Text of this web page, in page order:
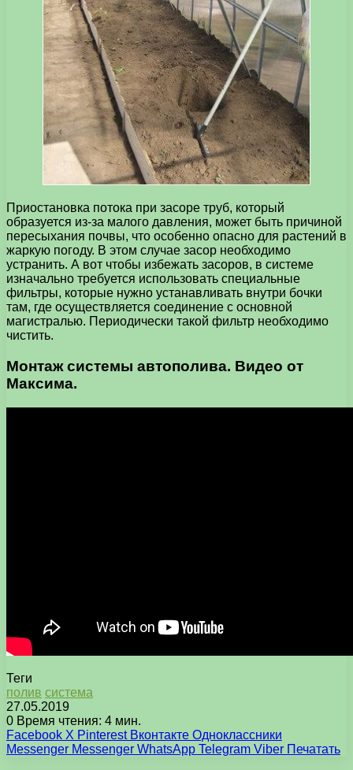
Приостановка потока при засоре труб, который
образуется из-за малого давления, может быть причиной
пересыхания почвы, что особенно опасно для растений в
жаркую погоду. В этом случае засор необходимо
устранить. А вот чтобы избежать засоров, в системе
изначально требуется использовать специальные
фильтры, которые нужно устанавливать внутри бочки
там, где осуществляется соединение с основной
магистралью. Периодически такой фильтр необходимо
чистить.
Монтаж системы автополива. Видео от
Максима.
Теги
полив система
27.05.2019
0 Время чтения: 4 мин.
Facebook X Pinterest Вконтакте Одноклассники
Messenger Messenger WhatsApp Telegram Viber Печатать